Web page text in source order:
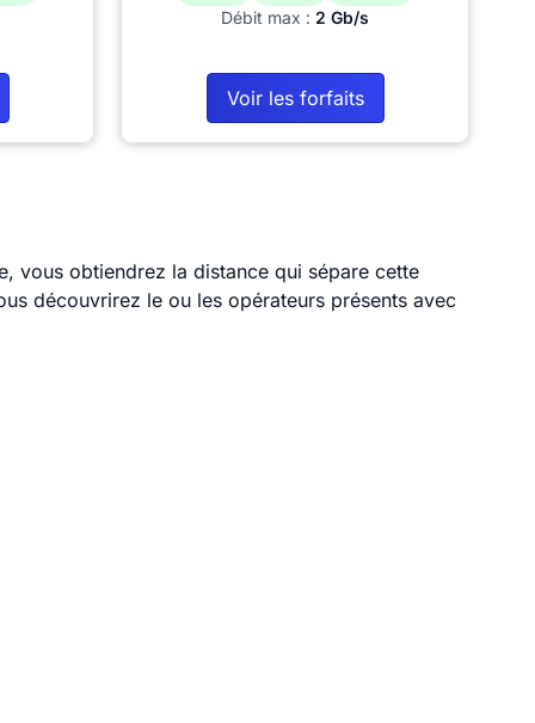
Débit max : 2 Gb/s
Voir les forfaits
vous obtiendrez la distance qui sépare cette
découvrirez le ou les opérateurs présents avec